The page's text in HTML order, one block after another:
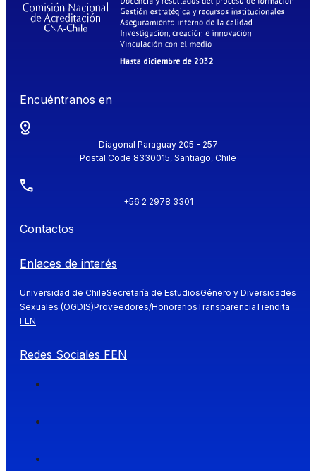
Encuéntranos en
Diagonal Paraguay 205 - 257
Postal Code 8330015, Santiago, Chile
+56 2 2978 3301
Contactos
Enlaces de interés
Universidad de ChileSecretaría de EstudiosGénero y Diversidades
Sexuales (OGDIS)Proveedores/HonorariosTransparenciaTiendita
FEN
Redes Sociales FEN